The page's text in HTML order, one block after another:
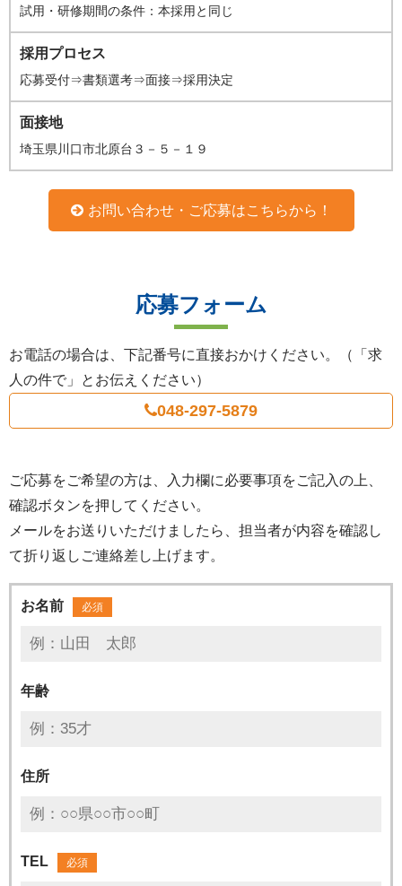
試用・研修期間の条件：本採用と同じ
採用プロセス
応募受付⇒書類選考⇒面接⇒採用決定
面接地
埼玉県川口市北原台３－５－１９
お問い合わせ・ご応募はこちらから！
応募フォーム
お電話の場合は、下記番号に直接おかけください。（「求
人の件で」とお伝えください）
048-297-5879
ご応募をご希望の方は、入力欄に必要事項をご記入の上、
確認ボタンを押してください。
メールをお送りいただけましたら、担当者が内容を確認し
て折り返しご連絡差し上げます。
お名前 必須
年齢
住所
TEL 必須